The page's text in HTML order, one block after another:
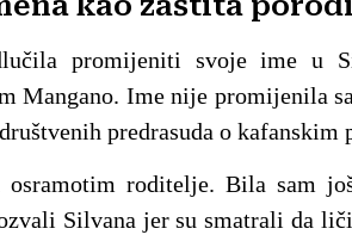
promijeniti svoje ime u
Mangano. Ime nije promijenila
predrasuda o kafanskim
osramotim roditelje. Bila sam
Silvana jer su smatrali da